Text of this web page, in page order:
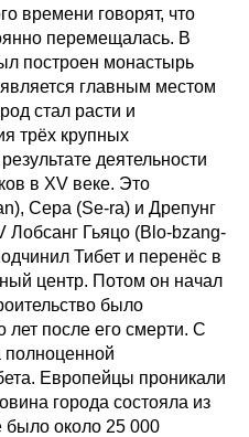
времени говорят, что
перемещалась. В
построен монастырь
главным местом
стал расти и
трёх крупных
деятельности
в XV веке. Это
Сера (Se-ra) и Дрепунг
Лобсанг Гьяцо (Blo-bzang-
Тибет и перенёс в
центр. Потом он начал
было
лет после его смерти. С
полноценной
Европейцы проникали
города состояла из
около 25 000